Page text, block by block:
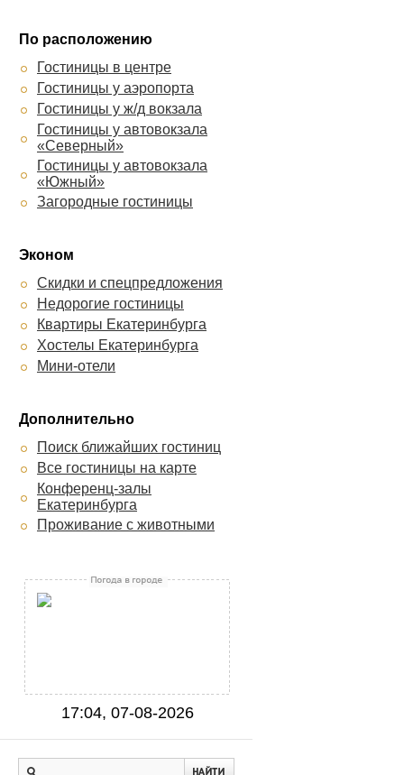
По расположению
Гостиницы в центре
Гостиницы у аэропорта
Гостиницы у ж/д вокзала
Гостиницы у автовокзала
«Северный»
Гостиницы у автовокзала
«Южный»
Загородные гостиницы
Эконом
Скидки и спецпредложения
Недорогие гостиницы
Квартиры Екатеринбурга
Хостелы Екатеринбурга
Мини-отели
Дополнительно
Поиск ближайших гостиниц
Все гостиницы на карте
Конференц-залы
Екатеринбурга
Проживание с животными
17:04, 07-08-2026